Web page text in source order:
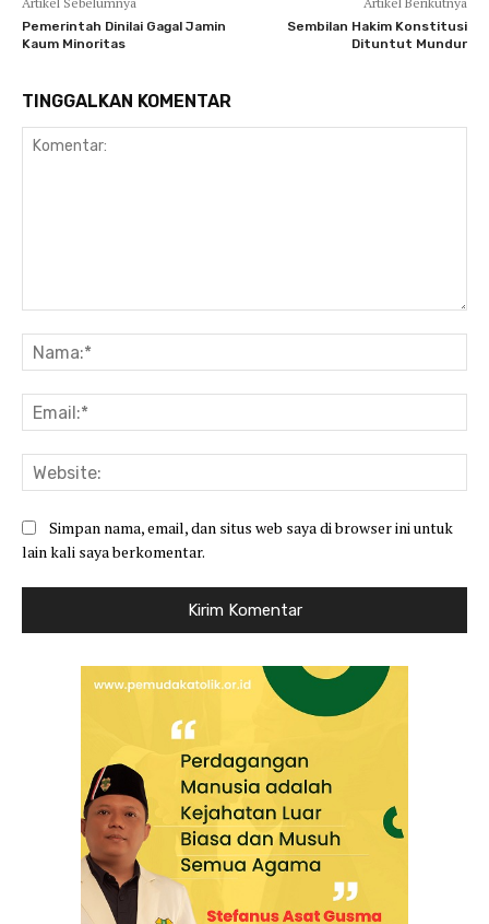
Pemerintah Dinilai Gagal Jamin
Kaum Minoritas
Sembilan Hakim Konstitusi
Dituntut Mundur
TINGGALKAN KOMENTAR
Simpan nama, email, dan situs web saya di browser ini untuk
lain kali saya berkomentar.